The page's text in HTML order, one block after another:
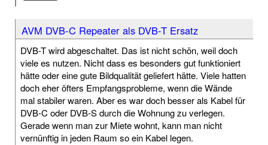
AVM DVB-C Repeater als DVB-T Ersatz
DVB-T wird abgeschaltet. Das ist nicht schön, weil doch
viele es nutzen. Nicht dass es besonders gut funktioniert
hätte oder eine gute Bildqualität geliefert hätte. Viele hatten
doch eher öfters Empfangsprobleme, wenn die Wände
mal stabiler waren. Aber es war doch besser als Kabel für
DVB-C oder DVB-S durch die Wohnung zu verlegen.
Gerade wenn man zur Miete wohnt, kann man nicht
vernünftig in jeden Raum so ein Kabel legen.